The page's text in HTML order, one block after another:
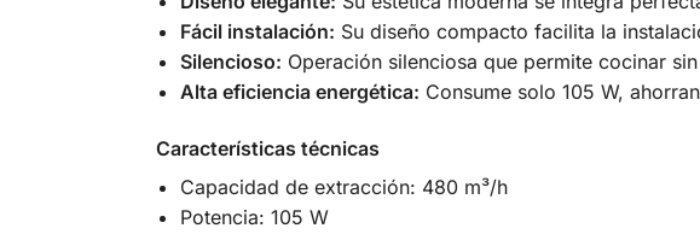
Fácil instalación: Su diseño compacto facilita la
Silencioso: Operación silenciosa que permite cocinar
Alta eficiencia energética: Consume solo 105 W,
Características técnicas
Capacidad de extracción: 480 m³/h
Potencia: 105 W